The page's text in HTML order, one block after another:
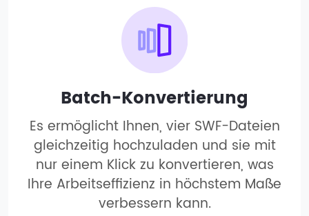
Batch-Konvertierung
Es ermöglicht Ihnen, vier SWF-Dateien
gleichzeitig hochzuladen und sie mit
nur einem Klick zu konvertieren, was
Ihre Arbeitseffizienz in höchstem Maße
verbessern kann.